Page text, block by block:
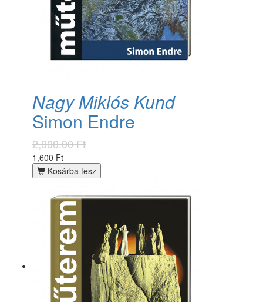
Nagy Miklós Kund
Simon Endre
2,000.00 Ft
1,600 Ft
Kosárba tesz